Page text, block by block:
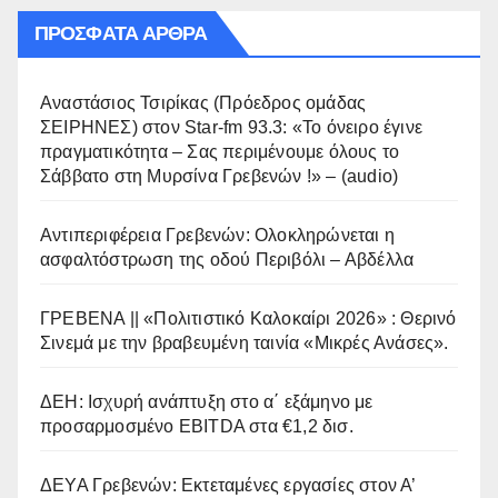
ΠΡΌΣΦΑΤΑ ΆΡΘΡΑ
Αναστάσιος Τσιρίκας (Πρόεδρος ομάδας
ΣΕΙΡΗΝΕΣ) στον Star-fm 93.3: «Το όνειρο έγινε
πραγματικότητα – Σας περιμένουμε όλους το
Σάββατο στη Μυρσίνα Γρεβενών !» – (audio)
Αντιπεριφέρεια Γρεβενών: Ολοκληρώνεται η
ασφαλτόστρωση της οδού Περιβόλι – Αβδέλλα
ΓΡΕΒΕΝΑ || «Πολιτιστικό Καλοκαίρι 2026» : Θερινό
Σινεμά με την βραβευμένη ταινία «Μικρές Ανάσες».
ΔΕΗ: Ισχυρή ανάπτυξη στο α΄ εξάμηνο με
προσαρμοσμένο EBITDA στα €1,2 δισ.
ΔΕΥΑ Γρεβενών: Εκτεταμένες εργασίες στον Α’